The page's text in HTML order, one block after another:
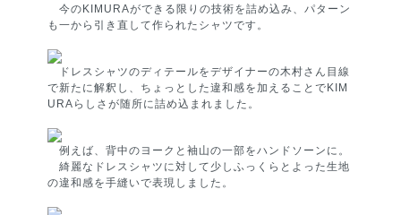
今のKIMURAができる限りの技術を詰め込み、パターン
も一から引き直して作られたシャツです。
ドレスシャツのディテールをデザイナーの木村さん目線
で新たに解釈し、ちょっとした違和感を加えることでKIM
URAらしさが随所に詰め込まれました。
例えば、背中のヨークと袖山の一部をハンドソーンに。
綺麗なドレスシャツに対して少しふっくらとよった生地
の違和感を手縫いで表現しました。